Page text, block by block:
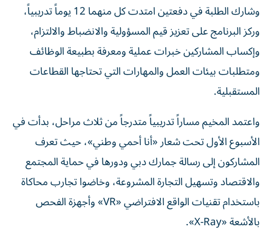
وشارك الطلبة في دفعتين امتدت كل منهما 12 يوماً تدريبياً،
وركز البرنامج على تعزيز قيم المسؤولية والانضباط والالتزام،
وإكساب المشاركين خبرات عملية ومعرفة بطبيعة الوظائف
ومتطلبات بيئات العمل والمهارات التي تحتاجها القطاعات
المستقبلية.
واعتمد المخيم مساراً تدريبياً متدرجاً من ثلاث مراحل، بدأت في
الأسبوع الأول تحت شعار «أنا أحمي وطني»، حيث تعرف
المشاركون إلى رسالة جمارك دبي ودورها في حماية المجتمع
والاقتصاد وتسهيل التجارة المشروعة، وخاضوا تجارب محاكاة
باستخدام تقنيات الواقع الافتراضي «VR» وأجهزة الفحص
بالأشعة «X-Ray».